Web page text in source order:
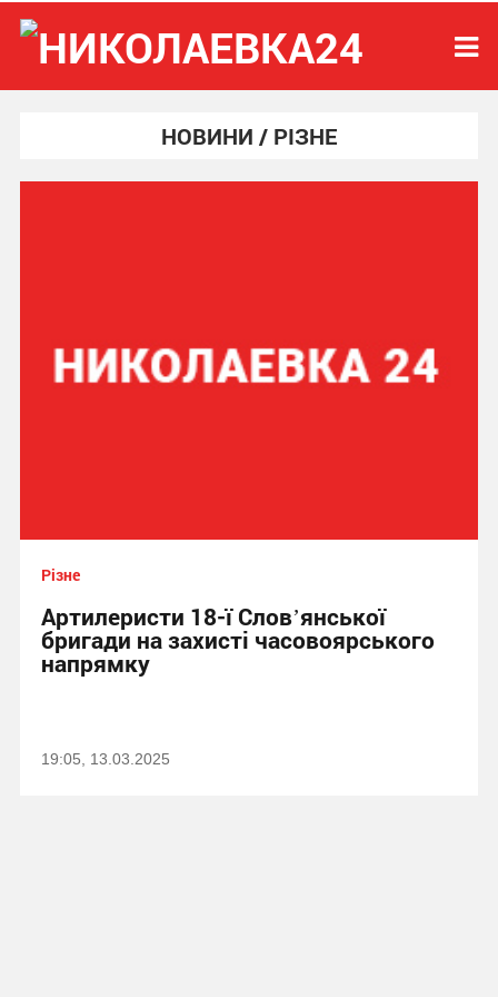
НОВИНИ / РІЗНЕ
Різне
Артилеристи 18-ї Словʼянської
бригади на захисті часовоярського
напрямку
19:05, 13.03.2025